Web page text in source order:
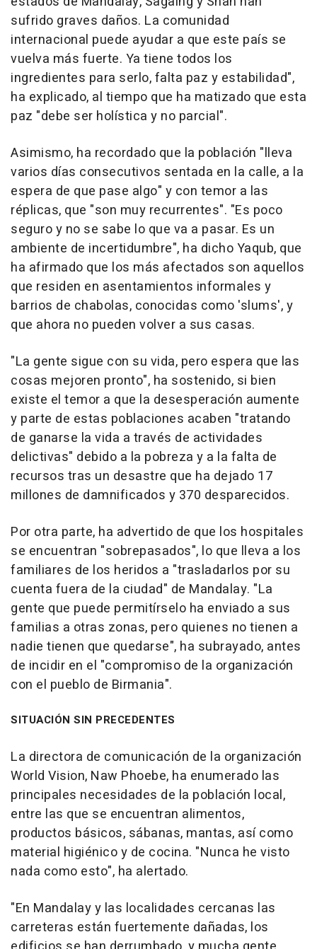
sufrido graves daños. La comunidad
internacional puede ayudar a que este país se
vuelva más fuerte. Ya tiene todos los
ingredientes para serlo, falta paz y estabilidad",
ha explicado, al tiempo que ha matizado que esta
paz "debe ser holística y no parcial".
Asimismo, ha recordado que la población "lleva
varios días consecutivos sentada en la calle, a la
espera de que pase algo" y con temor a las
réplicas, que "son muy recurrentes". "Es poco
seguro y no se sabe lo que va a pasar. Es un
ambiente de incertidumbre", ha dicho Yaqub, que
ha afirmado que los más afectados son aquellos
que residen en asentamientos informales y
barrios de chabolas, conocidas como 'slums', y
que ahora no pueden volver a sus casas.
"La gente sigue con su vida, pero espera que las
cosas mejoren pronto", ha sostenido, si bien
existe el temor a que la desesperación aumente
y parte de estas poblaciones acaben "tratando
de ganarse la vida a través de actividades
delictivas" debido a la pobreza y a la falta de
recursos tras un desastre que ha dejado 17
millones de damnificados y 370 desparecidos.
Por otra parte, ha advertido de que los hospitales
se encuentran "sobrepasados", lo que lleva a los
familiares de los heridos a "trasladarlos por su
cuenta fuera de la ciudad" de Mandalay. "La
gente que puede permitírselo ha enviado a sus
familias a otras zonas, pero quienes no tienen a
nadie tienen que quedarse", ha subrayado, antes
de incidir en el "compromiso de la organización
con el pueblo de Birmania".
SITUACIÓN SIN PRECEDENTES
La directora de comunicación de la organización
World Vision, Naw Phoebe, ha enumerado las
principales necesidades de la población local,
entre las que se encuentran alimentos,
productos básicos, sábanas, mantas, así como
material higiénico y de cocina. "Nunca he visto
nada como esto", ha alertado.
"En Mandalay y las localidades cercanas las
carreteras están fuertemente dañadas, los